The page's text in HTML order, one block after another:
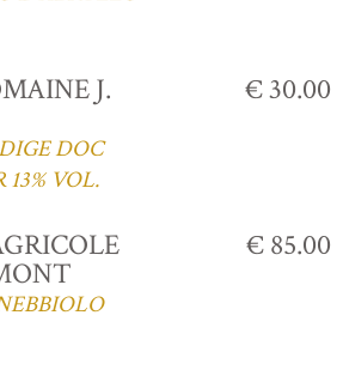
J.
DOC
13% VOL.
€ 30.00
€ 85.00